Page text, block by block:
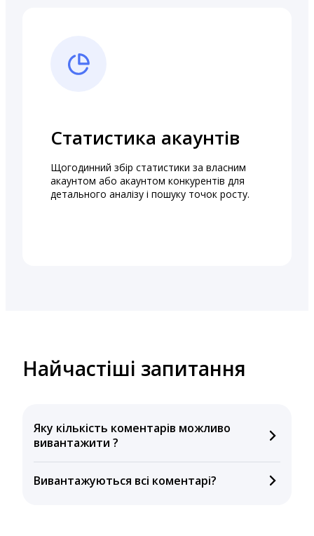
Статистика акаунтів
Щогодинний збір статистики за власним
акаунтом або акаунтом конкурентів для
детального аналізу і пошуку точок росту.
Найчастіші запитання
Яку кількість коментарів можливо
вивантажити ?
обраноготарифу.
Вивантажуються всі коментарі?